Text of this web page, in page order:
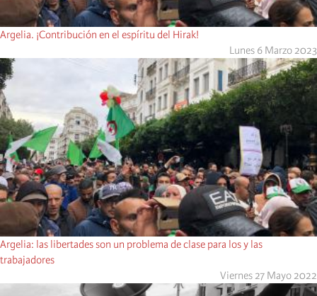
Argelia. ¡Contribución en el espíritu del Hirak!
Lunes 6 Marzo 2023
Argelia: las libertades son un problema de clase para los y las
trabajadores
Viernes 27 Mayo 2022